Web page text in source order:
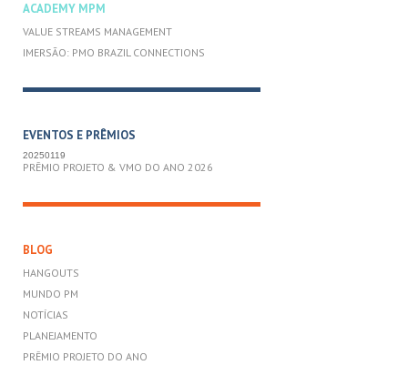
ACADEMY MPM
VALUE STREAMS MANAGEMENT
IMERSÃO: PMO BRAZIL CONNECTIONS
EVENTOS E PRÊMIOS
20250119
PRÊMIO PROJETO & VMO DO ANO 2026
BLOG
HANGOUTS
MUNDO PM
NOTÍCIAS
PLANEJAMENTO
PRÊMIO PROJETO DO ANO